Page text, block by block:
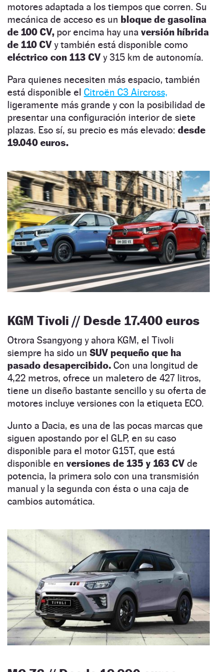
motores adaptada a los tiempos que corren. Su
mecánica de acceso es un bloque de gasolina
de 100 CV, por encima hay una versión híbrida
de 110 CV y también está disponible como
eléctrico con 113 CV y 315 km de autonomía.
Para quienes necesiten más espacio, también
está disponible el Citroën C3 Aircross,
ligeramente más grande y con la posibilidad de
presentar una configuración interior de siete
plazas. Eso sí, su precio es más elevado: desde
19.040 euros.
KGM Tivoli // Desde 17.400 euros
Otrora Ssangyong y ahora KGM, el Tivoli
siempre ha sido un SUV pequeño que ha
pasado desapercibido. Con una longitud de
4,22 metros, ofrece un maletero de 427 litros,
tiene un diseño bastante sencillo y su oferta de
motores incluye versiones con la etiqueta ECO.
Junto a Dacia, es una de las pocas marcas que
siguen apostando por el GLP, en su caso
disponible para el motor G15T, que está
disponible en versiones de 135 y 163 CV de
potencia, la primera solo con una transmisión
manual y la segunda con ésta o una caja de
cambios automática.